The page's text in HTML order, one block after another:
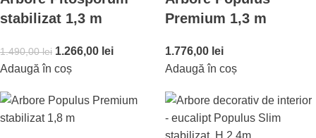
stabilizat 1,3 m
1.490,00lei 1.266,00 lei
Adaugă în coș
Premium 1,3 m
1.776,00 lei
Adaugă în coș